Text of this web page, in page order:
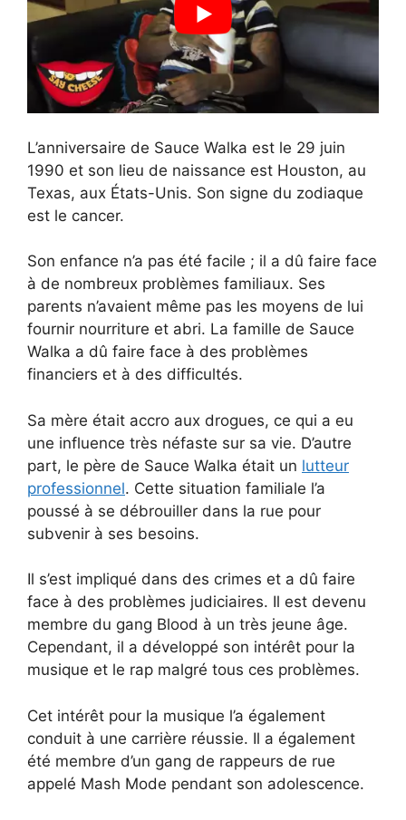
L’anniversaire de Sauce Walka est le 29 juin
1990 et son lieu de naissance est Houston, au
Texas, aux États-Unis. Son signe du zodiaque
est le cancer.
Son enfance n’a pas été facile ; il a dû faire face
à de nombreux problèmes familiaux. Ses
parents n’avaient même pas les moyens de lui
fournir nourriture et abri. La famille de Sauce
Walka a dû faire face à des problèmes
financiers et à des difficultés.
Sa mère était accro aux drogues, ce qui a eu
une influence très néfaste sur sa vie. D’autre
part, le père de Sauce Walka était un lutteur
professionnel. Cette situation familiale l’a
poussé à se débrouiller dans la rue pour
subvenir à ses besoins.
Il s’est impliqué dans des crimes et a dû faire
face à des problèmes judiciaires. Il est devenu
membre du gang Blood à un très jeune âge.
Cependant, il a développé son intérêt pour la
musique et le rap malgré tous ces problèmes.
Cet intérêt pour la musique l’a également
conduit à une carrière réussie. Il a également
été membre d’un gang de rappeurs de rue
appelé Mash Mode pendant son adolescence.